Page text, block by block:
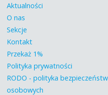
Aktualności
O nas
Sekcje
Kontakt
Przekaż 1%
Polityka prywatności
RODO - polityka
osobowych